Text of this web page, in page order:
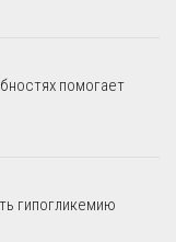
помогает
гипогликемию